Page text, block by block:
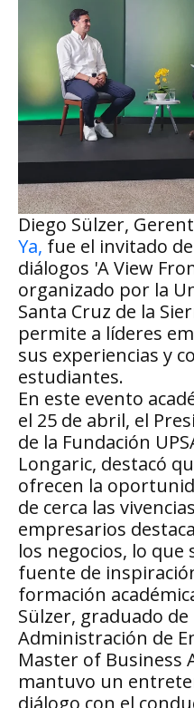
Diego Sülzer,
Ya, fue el invitado
diálogos 'A View
organizado por la
Santa Cruz de la
permite a líderes
sus experiencias y
estudiantes.
En este evento
el 25 de abril, el
de la Fundación
Longaric, destacó
ofrecen la
de cerca las
empresarios
los negocios, lo que
fuente de
formación
Sülzer, graduado de
Administración de
Master of Business
mantuvo un
diálogo con el